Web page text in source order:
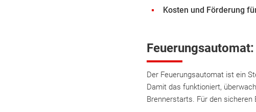
Kosten und Förderung
Der Feuerungsautomat ist ein
Damit das funktioniert,
Brennerstarts. Für den sicheren